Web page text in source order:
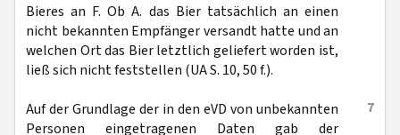
Bieres an F. Ob A. das Bier tatsächlich an einen
nicht bekannten Empfänger versandt hatte und an
welchen Ort das Bier letztlich geliefert worden ist,
ließ sich nicht feststellen (UA S. 10, 50 f.).
7
Auf der Grundlage der in den eVD von unbekannten
Personen eingetragenen Daten gab der